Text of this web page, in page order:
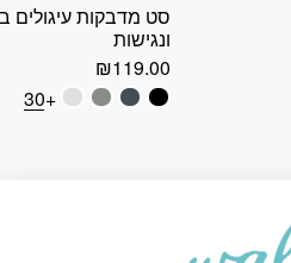
סט מדבקות עיגולים
ונגישות
₪119.00
+30